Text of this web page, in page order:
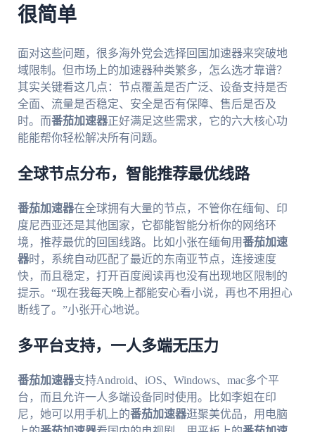
很简单
面对这些问题，很多海外党会选择回国加速器来突破地
域限制。但市场上的加速器种类繁多，怎么选才靠谱？
其实关键看这几点：节点覆盖是否广泛、设备支持是否
全面、流量是否稳定、安全是否有保障、售后是否及
时。而番茄加速器正好满足这些需求，它的六大核心功
能能帮你轻松解决所有问题。
全球节点分布，智能推荐最优线路
番茄加速器在全球拥有大量的节点，不管你在缅甸、印
度尼西亚还是其他国家，它都能智能分析你的网络环
境，推荐最优的回国线路。比如小张在缅甸用番茄加速
器时，系统自动匹配了最近的东南亚节点，连接速度
快，而且稳定，打开百度阅读再也没有出现地区限制的
提示。“现在我每天晚上都能安心看小说，再也不用担心
断线了。”小张开心地说。
多平台支持，一人多端无压力
番茄加速器支持Android、iOS、Windows、mac多个平
台，而且允许一人多端设备同时使用。比如李姐在印
尼，她可以用手机上的番茄加速器逛聚美优品，用电脑